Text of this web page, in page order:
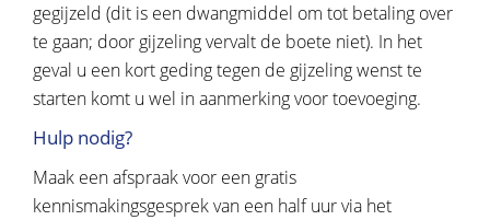
gegijzeld (dit is een dwangmiddel om tot betaling over
te gaan; door gijzeling vervalt de boete niet). In het
geval u een kort geding tegen de gijzeling wenst te
starten komt u wel in aanmerking voor toevoeging.
Hulp nodig?
Maak een afspraak voor een gratis
kennismakingsgesprek van een half uur via het